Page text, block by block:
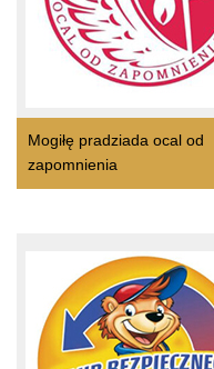
Mogiłę pradziada ocal od
zapomnienia